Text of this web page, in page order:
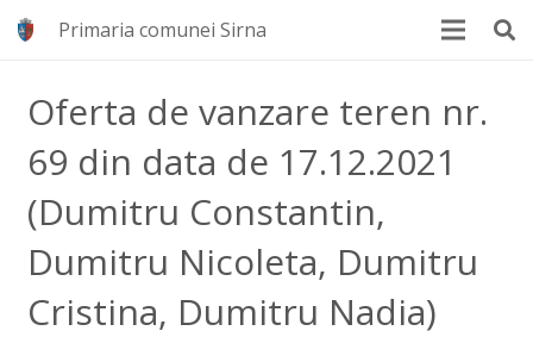
Primaria comunei Sirna
Oferta de vanzare teren nr.
69 din data de 17.12.2021
(Dumitru Constantin,
Dumitru Nicoleta, Dumitru
Cristina, Dumitru Nadia)